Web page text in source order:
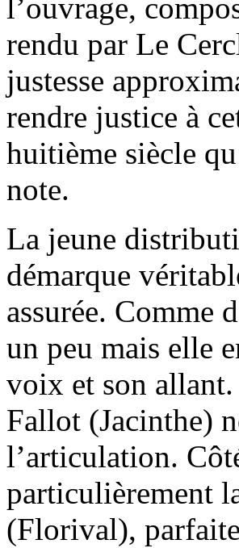
l’ouvrage,
rendu par Le
justesse
rendre justice à
huitième siècle
note.
La jeune
démarque
assurée. Comme
un peu mais elle
voix et son
Fallot (Jacinthe)
l’articulation.
particulièrement
(Florival),